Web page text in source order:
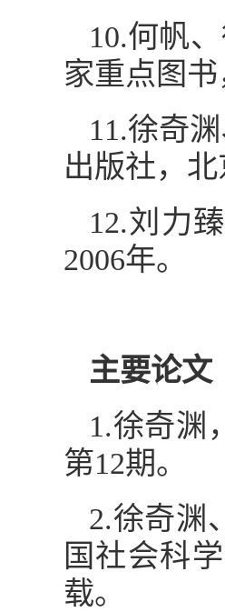
10.何帆
家重点图
11.徐奇
出版社，北
12.刘力
2006年。
主要论文
1.徐奇渊
第12期。
2.徐奇渊
国社会科
载。